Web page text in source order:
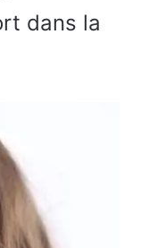
dans la